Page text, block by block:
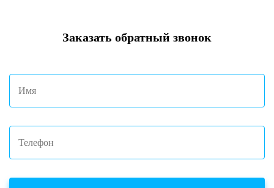
Заказать обратный звонок